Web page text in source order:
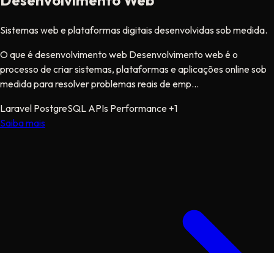
Sistemas web e plataformas digitais desenvolvidas sob medida.
O que é desenvolvimento web Desenvolvimento web é o
processo de criar sistemas, plataformas e aplicações online sob
medida para resolver problemas reais de emp...
Laravel PostgreSQL APIs Performance +1
Saiba mais